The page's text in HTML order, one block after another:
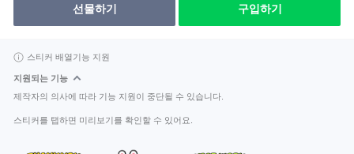
선물하기 구입하기
스티커 배열기능 지원
지원되는 기능
제작자의 의사에 따라 기능 지원이 중단될 수 있습니다.
스티커를 탭하면 미리보기를 확인할 수 있어요.